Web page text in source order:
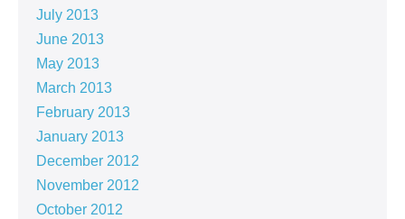
July 2013
June 2013
May 2013
March 2013
February 2013
January 2013
December 2012
November 2012
October 2012